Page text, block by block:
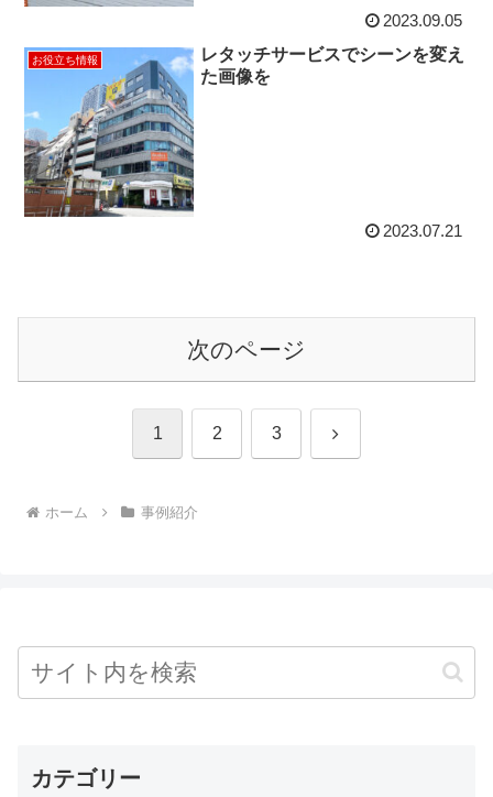
2023.09.05
お役立ち情報
レタッチサービスでシーンを変え
た画像を
2023.07.21
次のページ
1 2 3 次
ホーム 事例紹介
カテゴリー